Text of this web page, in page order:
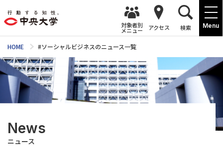
Menu
対象者別
メニュー アクセス 検索
HOME #ソーシャルビジネスのニュース一覧
News
ニュース